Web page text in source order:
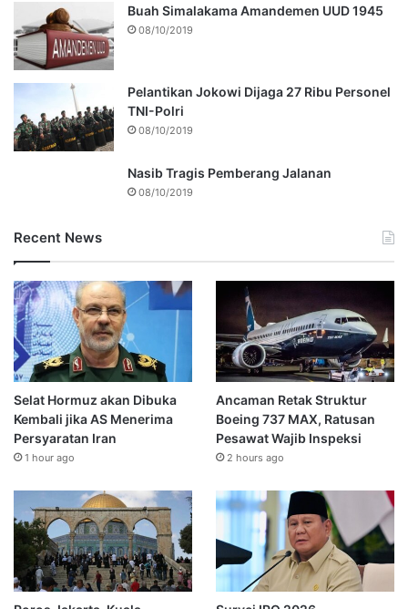
Buah Simalakama Amandemen UUD 1945
08/10/2019
Pelantikan Jokowi Dijaga 27 Ribu Personel
TNI-Polri
08/10/2019
Nasib Tragis Pemberang Jalanan
08/10/2019
Recent News
Selat Hormuz akan Dibuka
Kembali jika AS Menerima
Persyaratan Iran
1 hour ago
Ancaman Retak Struktur
Boeing 737 MAX, Ratusan
Pesawat Wajib Inspeksi
2 hours ago